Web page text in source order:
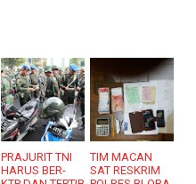
PRAJURIT TNI
HARUS BER-
TIM MACAN
SAT RESKRIM